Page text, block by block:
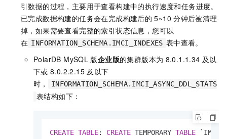
引数据的过程，主要用于查看构建中的执行速度和任务进度。
已完成数据构建的任务会在完成构建后的 5~10 分钟后被清理
掉，如果需要查看完整的索引状态信息，您可以
在 INFORMATION_SCHEMA.IMCI_INDEXES 表中查看。
PolarDB MySQL 版企业版的集群版本为 8.0.1.1.34 及以
下或 8.0.2.2.15 及以下
时，
INFORMATION_SCHEMA.IMCI_ASYNC_DDL_STATS
表结构如下：
CREATE TABLE: CREATE TEMPORARY TABLE